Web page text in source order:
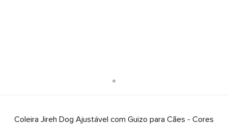
Coleira Jireh Dog Ajustável com Guizo para Cães - Cores